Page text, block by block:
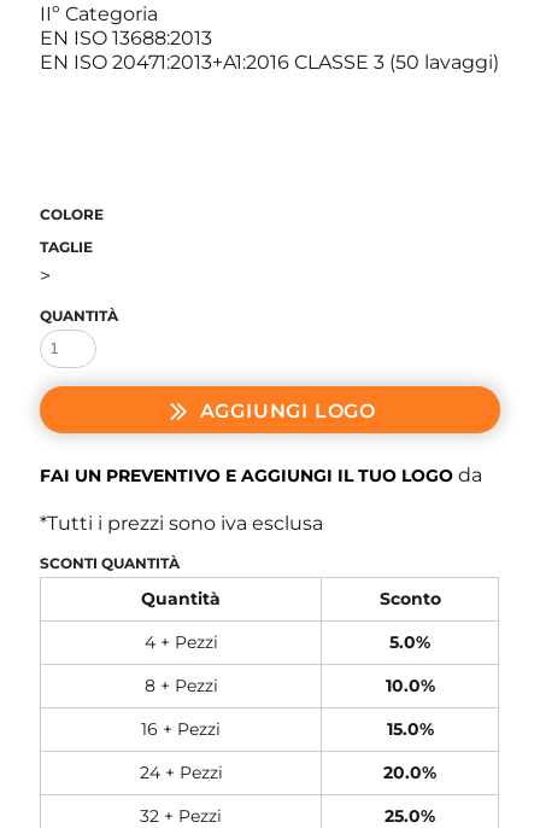
IIº Categoria
EN ISO 13688:2013
EN ISO 20471:2013+A1:2016 CLASSE 3 (50 lavaggi)
COLORE
TAGLIE
>
QUANTITÀ
AGGIUNGI LOGO
FAI UN PREVENTIVO E AGGIUNGI IL TUO LOGO da
*Tutti i prezzi sono iva esclusa
SCONTI QUANTITÀ
Quantità
Sconto
4 + Pezzi
5.0%
8 + Pezzi
10.0%
16 + Pezzi
15.0%
24 + Pezzi
20.0%
32 + Pezzi
25.0%